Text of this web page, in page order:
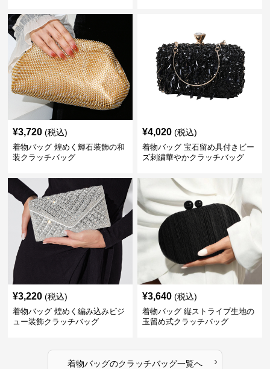
¥3,720 (税込)
着物バッグ 煌めく輝石装飾の和
装クラッチバッグ
¥4,020 (税込)
着物バッグ 宝石留め具付きビー
ズ刺繍華やかクラッチバッグ
¥3,220 (税込)
着物バッグ 煌めく編み込みビジ
ュー装飾クラッチバッグ
¥3,640 (税込)
着物バッグ 縦ストライプ生地の
玉留め式クラッチバッグ
着物バッグのクラッチバッグ一覧へ ›